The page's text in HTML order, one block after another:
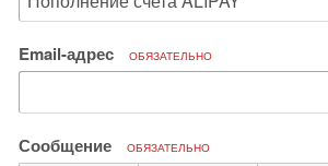
Email-адрес ОБЯЗАТЕЛЬНО
Сообщение ОБЯЗАТЕЛЬНО